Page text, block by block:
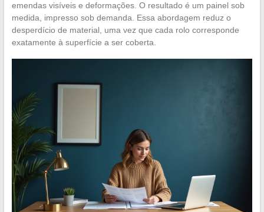
emendas visíveis e deformações. O resultado é um painel sob
medida, impresso sob demanda. Essa abordagem reduz o
desperdício de material, uma vez que cada rolo corresponde
exatamente à superfície a ser coberta.